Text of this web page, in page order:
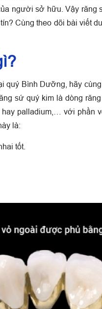
người sở hữu. Vậy
Cùng theo dõi bài viết
quý Bình Dưỡng, hãy
sứ quý kim là dòng
palladium,… với phần
là:
tốt.